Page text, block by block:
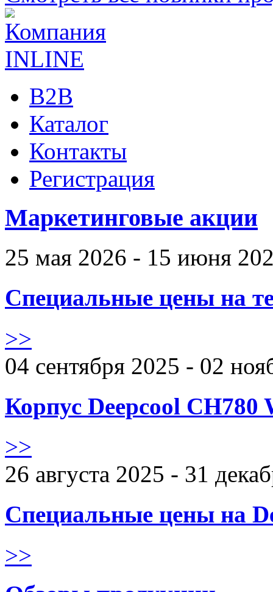
B2B
Каталог
Контакты
Регистрация
Маркетинговые акции
25 мая 2026 - 15 июня
Специальные цены на
>>
04 сентября 2025 - 02
Корпус Deepcool CH780
>>
26 августа 2025 - 31
Специальные цены на
>>